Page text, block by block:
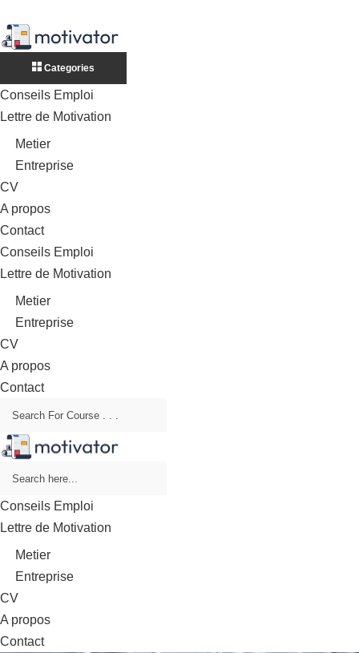
Categories
Conseils Emploi
Lettre de Motivation
Metier
Entreprise
CV
A propos
Contact
Conseils Emploi
Lettre de Motivation
Metier
Entreprise
CV
A propos
Contact
Conseils Emploi
Lettre de Motivation
Metier
Entreprise
CV
A propos
Contact